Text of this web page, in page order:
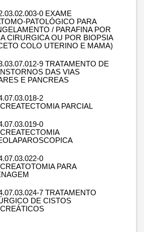
0 EXAME
PATOLÓGICO PARA
/ PARAFINA POR
CIRURGICA OU POR BIOPSIA
COLO UTERINO E MAMA)
9 TRATAMENTO DE
DAS VIAS
E PANCREAS
2
PARCIAL
0
0
PARA
7 TRATAMENTO
DE CISTOS